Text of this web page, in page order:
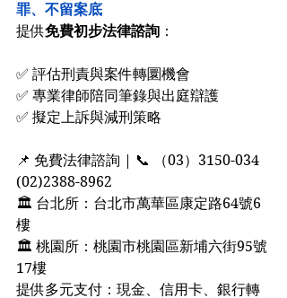
罪、不留案底
提供免費初步法律諮詢 ：
✅ 評估刑責與案件轉圜機會
✅ 專業律師陪同筆錄與出庭辯護
✅ 擬定上訴與減刑策略
📌 免費法律諮詢 | 📞 （03）3150-034
(02)2388-8962
🏛 台北所：台北市萬華區康定路64號6
樓
🏛 桃園所：桃園市桃園區新埔六街95號
17樓
提供多元支付：現金、信用卡、銀行轉